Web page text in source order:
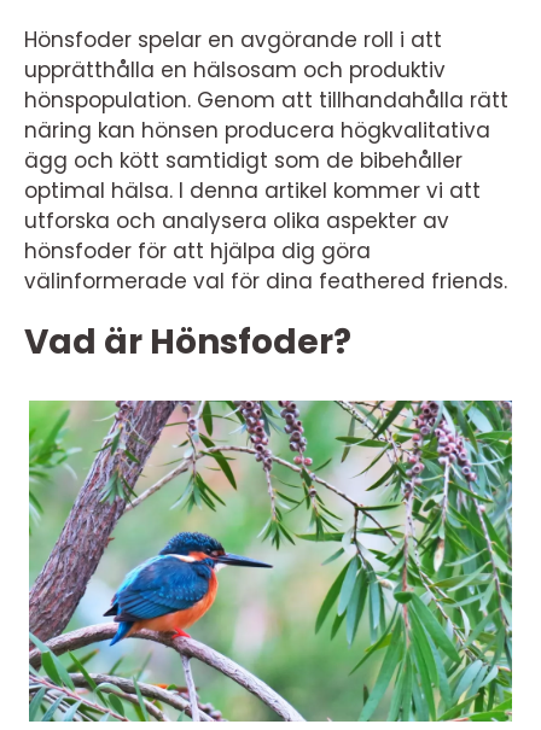
Hönsfoder spelar en avgörande roll i att
upprätthålla en hälsosam och produktiv
hönspopulation. Genom att tillhandahålla rätt
näring kan hönsen producera högkvalitativa
ägg och kött samtidigt som de bibehåller
optimal hälsa. I denna artikel kommer vi att
utforska och analysera olika aspekter av
hönsfoder för att hjälpa dig göra
välinformerade val för dina feathered friends.
Vad är Hönsfoder?